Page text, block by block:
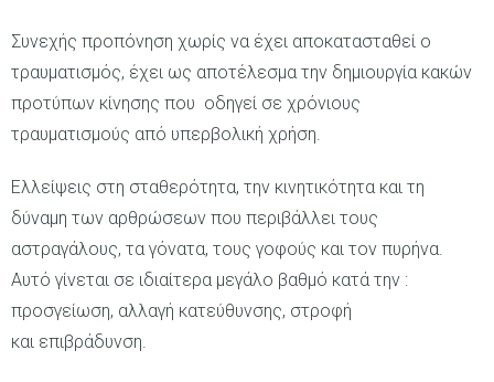
Συνεχής προπόνηση χωρίς να έχει αποκατασταθεί ο
τραυματισμός, έχει ως αποτέλεσμα την δημιουργία κακών
προτύπων κίνησης που οδηγεί σε χρόνιους
τραυματισμούς από υπερβολική χρήση.
Ελλείψεις στη σταθερότητα, την κινητικότητα και τη
δύναμη των αρθρώσεων που περιβάλλει τους
αστραγάλους, τα γόνατα, τους γοφούς και τον πυρήνα.
Αυτό γίνεται σε ιδιαίτερα μεγάλο βαθμό κατά την :
προσγείωση, αλλαγή κατεύθυνσης, στροφή
και επιβράδυνση.